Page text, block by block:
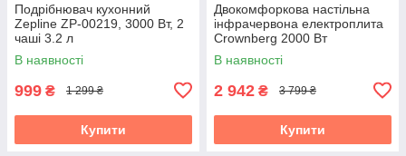
Подрібнювач кухонний
Zepline ZP-00219, 3000 Вт, 2
чаші 3.2 л
В наявності
999 ₴ 1 299 ₴
Купити
Двокомфоркова настільна
інфрачервона електроплита
Crownberg 2000 Вт
В наявності
2 942 ₴ 3 799 ₴
Купити